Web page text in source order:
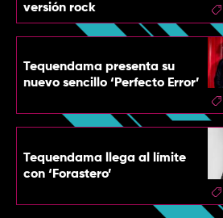
versión rock
Tequendama presenta su
nuevo sencillo ‘Perfecto Error’
Tequendama llega al límite
con ‘Forastero’